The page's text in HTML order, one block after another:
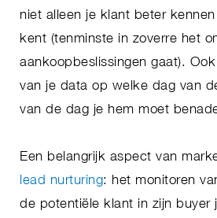
niet alleen je klant beter
kent (tenminste in zoverre het
aankoopbeslissingen gaat).
van je data op welke dag van
van de dag je hem moet
Een belangrijk aspect van
lead nurturing: het monitoren
de potentiële klant in zijn buyer